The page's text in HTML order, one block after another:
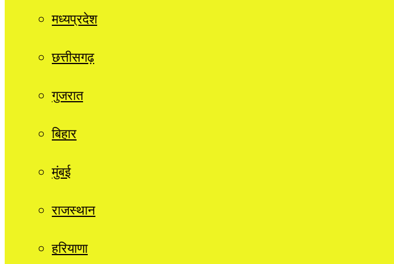
मध्यप्रदेश
छत्तीसगढ़
गुजरात
बिहार
मुंबई
राजस्थान
हरियाणा